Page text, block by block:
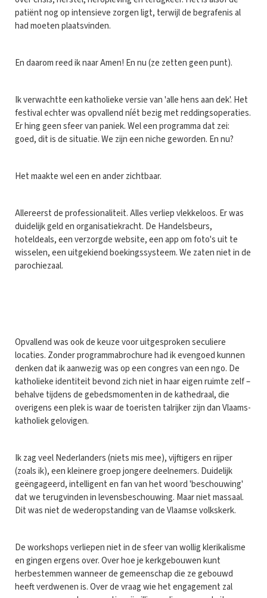
patiënt nog op intensieve zorgen ligt, terwijl de begrafenis al
had moeten plaatsvinden.
En daarom reed ik naar Amen! En nu (ze zetten geen punt).
Ik verwachtte een katholieke versie van 'alle hens aan dek'. Het
festival echter was opvallend níét bezig met reddingsoperaties.
Er hing geen sfeer van paniek. Wel een programma dat zei:
goed, dit is de situatie. We zijn een niche geworden. En nu?
Het maakte wel een en ander zichtbaar.
Allereerst de professionaliteit. Alles verliep vlekkeloos. Er was
duidelijk geld en organisatiekracht. De Handelsbeurs,
hoteldeals, een verzorgde website, een app om foto's uit te
wisselen, een uitgekiend boekingssysteem. We zaten niet in de
parochiezaal.
Opvallend was ook de keuze voor uitgesproken seculiere
locaties. Zonder programmabrochure had ik evengoed kunnen
denken dat ik aanwezig was op een congres van een ngo. De
katholieke identiteit bevond zich niet in haar eigen ruimte zelf –
behalve tijdens de gebedsmomenten in de kathedraal, die
overigens een plek is waar de toeristen talrijker zijn dan Vlaams-
katholiek gelovigen.
Ik zag veel Nederlanders (niets mis mee), vijftigers en rijper
(zoals ik), een kleinere groep jongere deelnemers. Duidelijk
geëngageerd, intelligent en fan van het woord 'beschouwing'
dat we terugvinden in levensbeschouwing. Maar niet massaal.
Dit was niet de wederopstanding van de Vlaamse volkskerk.
De workshops verliepen niet in de sfeer van wollig klerikalisme
en gingen ergens over. Over hoe je kerkgebouwen kunt
herbestemmen wanneer de gemeenschap die ze gebouwd
heeft verdwenen is. Over de vraag wie het engagement zal